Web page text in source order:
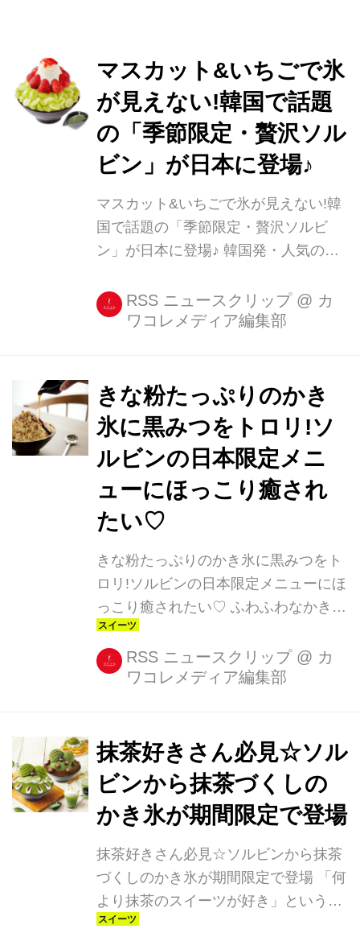
マスカット&いちごで氷
が見えない!韓国で話題
の「季節限定・贅沢ソル
ビン」が日本に登場♪
マスカット&いちごで氷が見えない!韓
国で話題の「季節限定・贅沢ソルビ
ン」が日本に登場♪ 韓国発・人気のか
スカットといちごがたっぷりのった贅
沢ソルビンが登場します! 韓国でも話
ン」の季節限定メニュー『マスカット
いちごソルビン』(1,400円) ビジュア
ルのインパクトから韓国でも話題とな
ったソルビンで、いよいよ日本にも登
場! 日本1号店・SULBING原宿と、2号
店・SULBING天神の2店舗で4月28日
(金)から5月31日(水)まで、期間限定・
数量限定で販売されます☆ マスカット
た...
RSS ニュースクリップ @ カ
ワコレメディア編集部
きな粉たっぷりのかき
氷に黒みつをトロリ!ソ
ルビンの日本限定メニ
ューにほっこり癒され
たい♡
きな粉たっぷりのかき氷に黒みつをト
ロリ!ソルビンの日本限定メニューにほ
っこり癒されたい♡ ふわふわなかき氷
で人気の「SULBING(ソルビン)」に、
和スイーツ好きの心をそそる日本限定
メニュー「黒みつきな粉餅ソルビン」
27日(木)までSULBING HARAJUKU、
SULBING TENJINの2店舗で販売され
る「黒みつきな粉餅ソルビン」は、ソ
ルビンで一番人気のメニュー「きな粉
ニュー。 パウダースノーのようなふわ
ふわのミルクかき氷の上に、香ばしい
きな粉とモチモチ食感のき...
RSS ニュースクリップ @ カ
ワコレメディア編集部
抹茶好きさん必見☆ソル
ビンから抹茶づくしの
かき氷が期間限定で登場
抹茶好きさん必見☆ソルビンから抹茶
づくしのかき氷が期間限定で登場 「何
より抹茶のスイーツが好き」という方
に、ぜひ味わってみてほしい新メニュ